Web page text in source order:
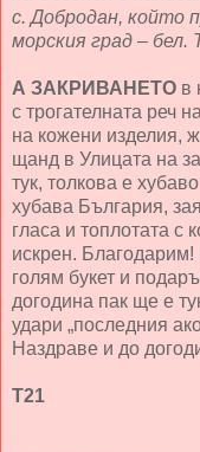
с. Добродан, който
морския град – бел.
А ЗАКРИВАНЕТО в
с трогателната реч
на кожени изделия,
щанд в Улицата на
тук, толкова е
хубава България,
гласа и топлотата с
искрен.
голям букет и
догодина пак ще е
удари „последния
Наздраве и до
Т21